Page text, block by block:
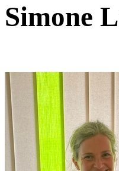
Simone